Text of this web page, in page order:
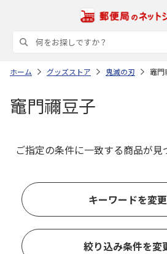
ホーム グッズストア 鬼滅の刃 竈門
竈門禰豆子
ご指定の条件に一致する商品が見
キーワードを変
絞り込み条件を変